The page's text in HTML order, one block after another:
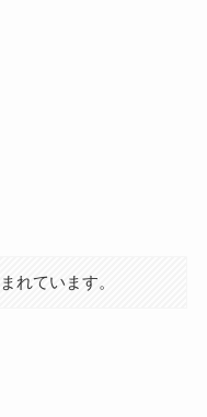
れています。